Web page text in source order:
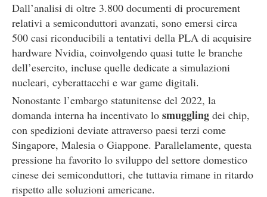
Dall’analisi di oltre 3.800 documenti di procurement
relativi a semiconduttori avanzati, sono emersi circa
500 casi riconducibili a tentativi della PLA di acquisire
hardware Nvidia, coinvolgendo quasi tutte le branche
dell’esercito, incluse quelle dedicate a simulazioni
nucleari, cyberattacchi e war game digitali.
Nonostante l’embargo statunitense del 2022, la
domanda interna ha incentivato lo smuggling dei chip,
con spedizioni deviate attraverso paesi terzi come
Singapore, Malesia o Giappone. Parallelamente, questa
pressione ha favorito lo sviluppo del settore domestico
cinese dei semiconduttori, che tuttavia rimane in ritardo
rispetto alle soluzioni americane.